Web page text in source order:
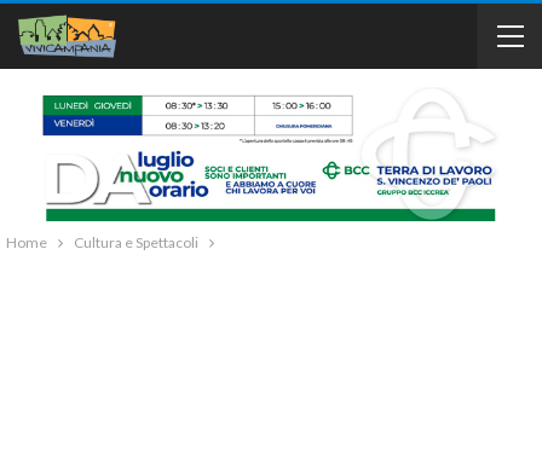
Home Cultura e Spettacoli